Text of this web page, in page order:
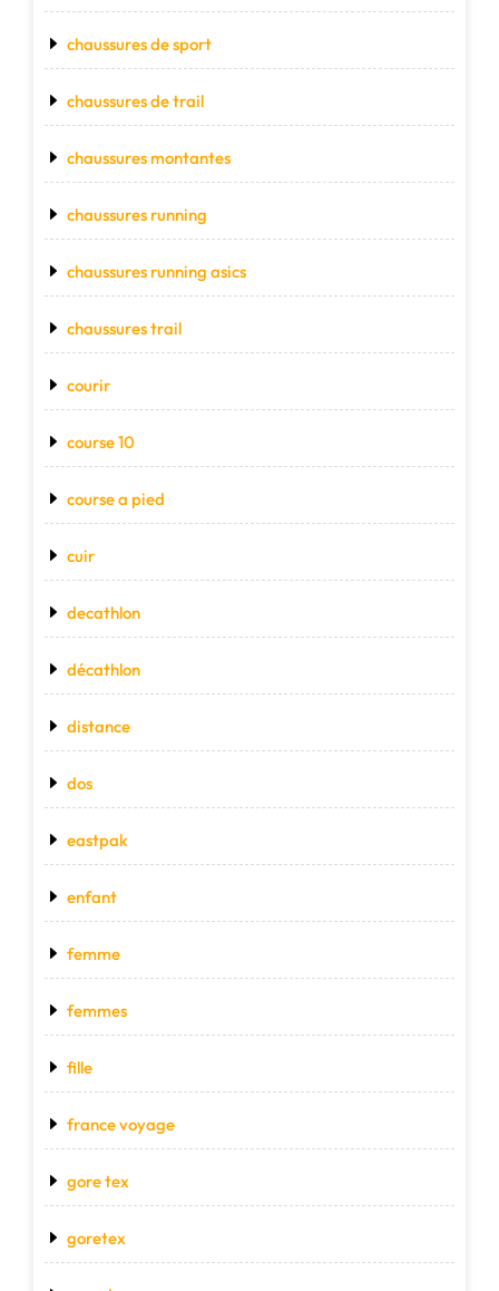
chaussures de sport
chaussures de trail
chaussures montantes
chaussures running
chaussures running asics
chaussures trail
courir
course 10
course a pied
cuir
decathlon
décathlon
distance
dos
eastpak
enfant
femme
femmes
fille
france voyage
gore tex
goretex